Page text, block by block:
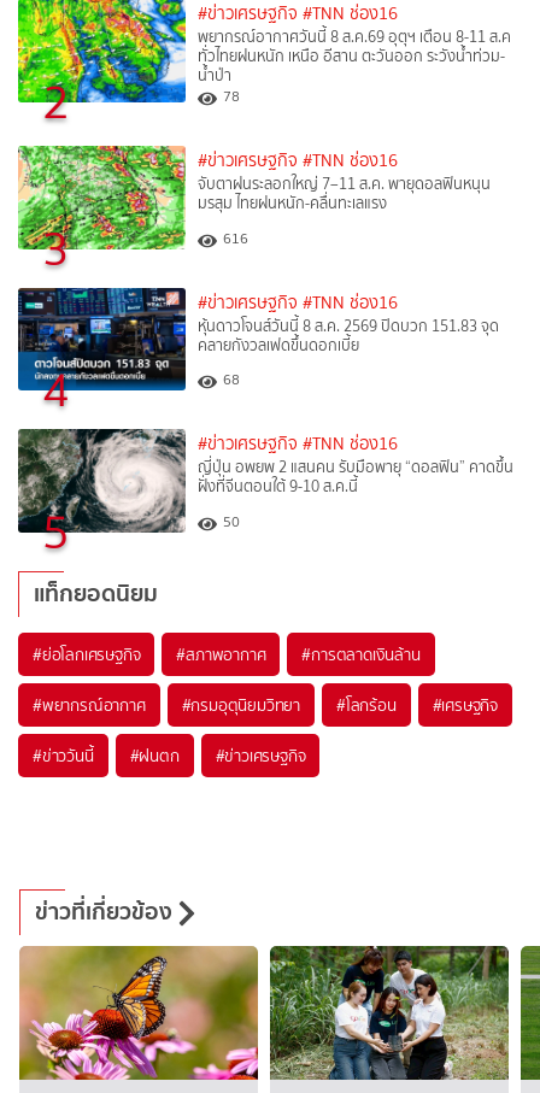
2
#ข่าวเศรษฐกิจ #TNN ช่อง16
พยากรณ์อากาศวันนี้ 8 ส.ค.69 อุตุฯ เตือน 8-11 ส.ค
ทั่วไทยฝนหนัก เหนือ อีสาน ตะวันออก ระวังน้ำท่วม-
น้ำป่า
78
3
#ข่าวเศรษฐกิจ #TNN ช่อง16
จับตาฝนระลอกใหญ่ 7–11 ส.ค. พายุดอลฟินหนุน
มรสุม ไทยฝนหนัก-คลื่นทะเลแรง
616
4
#ข่าวเศรษฐกิจ #TNN ช่อง16
หุ้นดาวโจนส์วันนี้ 8 ส.ค. 2569 ปิดบวก 151.83 จุด
คลายกังวลเฟดขึ้นดอกเบี้ย
68
5
#ข่าวเศรษฐกิจ #TNN ช่อง16
ญี่ปุ่น อพยพ 2 แสนคน รับมือพายุ “ดอลฟิน” คาดขึ้น
ฝั่งที่จีนตอนใต้ 9-10 ส.ค.นี้
50
แท็กยอดนิยม
#ย่อโลกเศรษฐกิจ #สภาพอากาศ #การตลาดเงินล้าน
#พยากรณ์อากาศ #กรมอุตุนิยมวิทยา #โลกร้อน #เศรษฐกิจ
#ข่าววันนี้ #ฝนตก #ข่าวเศรษฐกิจ
ข่าวที่เกี่ยวข้อง